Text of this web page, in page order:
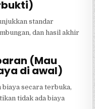
standar
dan hasil akhir
(Mau
di awal)
secara terbuka,
tidak ada biaya